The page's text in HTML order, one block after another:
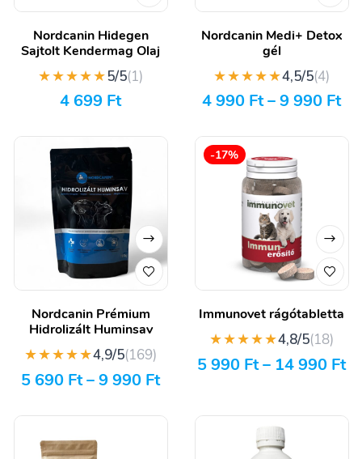
Nordcanin Hidegen
Sajtolt Kendermag Olaj
★★★★★5/5(1)
4 699 Ft
Nordcanin Medi+ Detox
gél
★★★★★4,5/5(4)
4 990 Ft–9 990 Ft
Nordcanin Prémium
Hidrolizált Huminsav
★★★★★4,9/5(169)
5 690 Ft–9 990 Ft
-17%
Immunovet rágótabletta
★★★★★4,8/5(18)
5 990 Ft– 14 990 Ft